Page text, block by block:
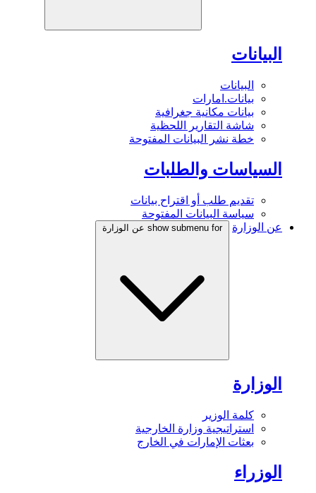
البيانات
البيانات
بيانات.امارات
بيانات مكانية جغرافية
شاشة التقارير اللحظية
خطة نشر البيانات المفتوحة
السياسات والطلبات
تقديم طلب أو اقتراح بيانات
سياسة البيانات المفتوحة
عن الوزارة
show submenu for عن الوزارة
الوزارة
كلمة الوزير
استراتيجية وزارة الخارجية
بعثات الإمارات في الخارج
الوزراء